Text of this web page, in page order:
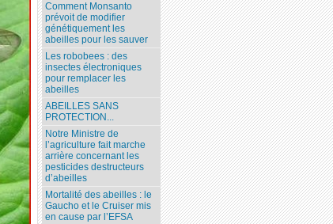
Comment Monsanto
prévoit de modifier
génétiquement les
abeilles pour les sauver
Les robobees : des
insectes électroniques
pour remplacer les
abeilles
ABEILLES SANS
PROTECTION...
Notre Ministre de
l’agriculture fait marche
arrière concernant les
pesticides destructeurs
d’abeilles
Mortalité des abeilles : le
Gaucho et le Cruiser mis
en cause par l’EFSA